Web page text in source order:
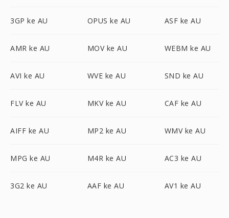
3GP ke AU OPUS ke AU ASF ke AU
AMR ke AU MOV ke AU WEBM ke AU
AVI ke AU WVE ke AU SND ke AU
FLV ke AU MKV ke AU CAF ke AU
AIFF ke AU MP2 ke AU WMV ke AU
MPG ke AU M4R ke AU AC3 ke AU
3G2 ke AU AAF ke AU AV1 ke AU